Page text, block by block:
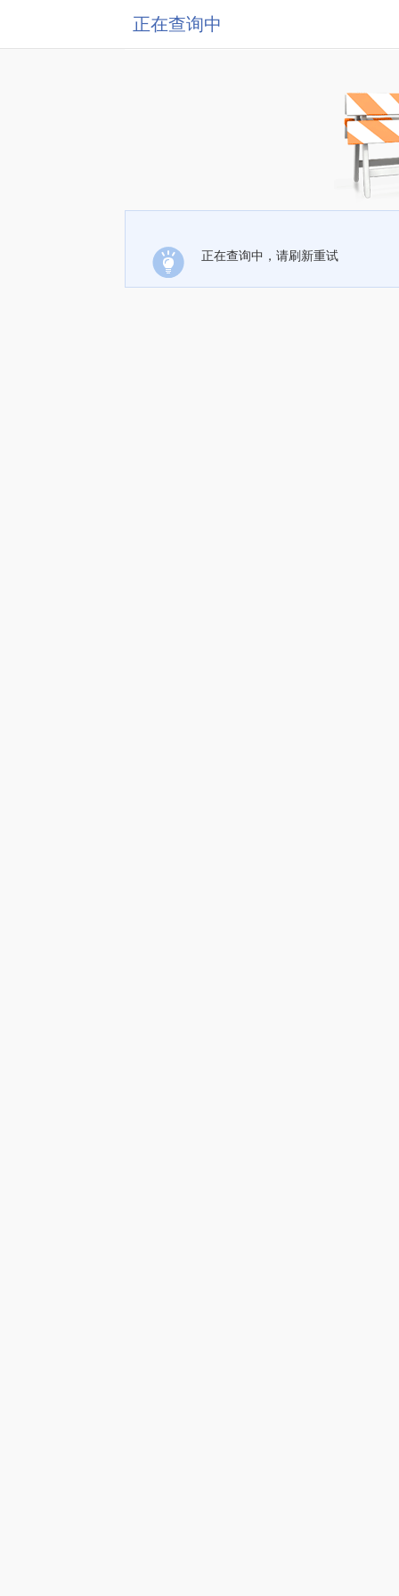
正在查询中
正在查询中，请刷新重试